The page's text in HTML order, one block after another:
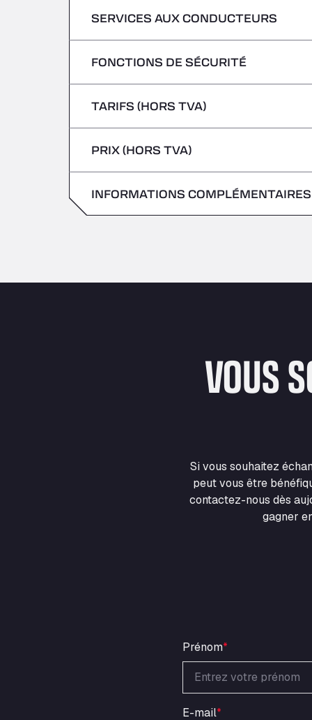
mardi
jeudi
samedi
dimanche
lundi
mardi
jeudi
samedi
SERVICES AUX CONDUCTEURS
Pas de véhicules frigorifiques
FONCTIONS DE SÉCURITÉ
Véhicules transportant des marchandises
TARIFS (HORS TVA)
PRIX (HORS TVA)
INFORMATIONS COMPLÉMENTAIRES
VOUS
Si vous souhaitez
peut vous être
contactez-nous dès
gagner
Prénom*
E-mail*